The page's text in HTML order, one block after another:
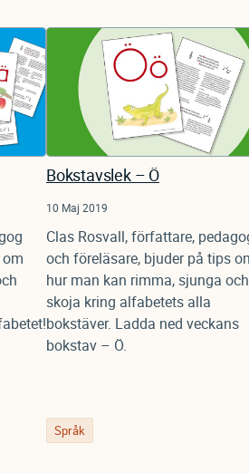
Bokstavslek – Ö
10 Maj 2019
Clas Rosvall, författare,
och föreläsare, bjuder på tips
hur man kan rimma, sjunga och
skoja kring alfabetets alla
bokstäver. Ladda ned veckans
bokstav – Ö.
Språk